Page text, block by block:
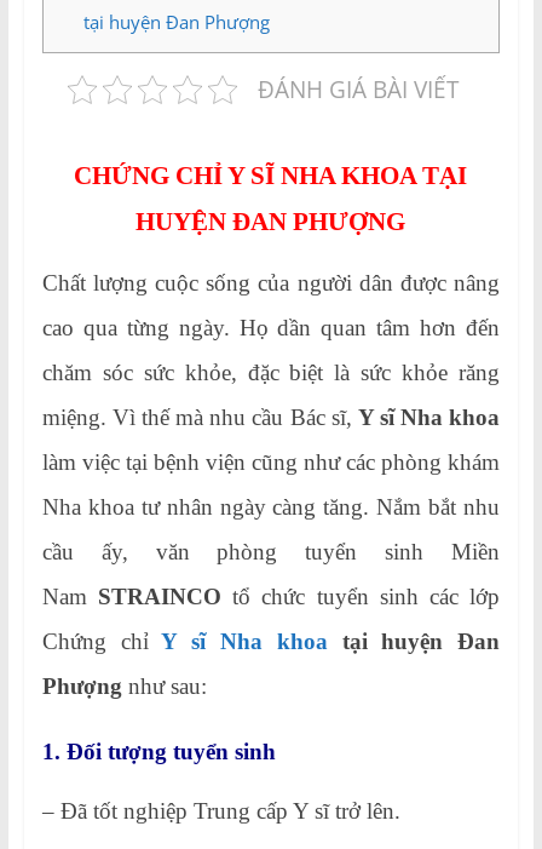
tại huyện Đan Phượng
ĐÁNH GIÁ BÀI VIẾT
CHỨNG CHỈ Y SĨ NHA KHOA TẠI
HUYỆN ĐAN PHƯỢNG
Chất lượng cuộc sống của người dân được nâng
cao qua từng ngày. Họ dần quan tâm hơn đến
chăm sóc sức khỏe, đặc biệt là sức khỏe răng
miệng. Vì thế mà nhu cầu Bác sĩ, Y sĩ Nha khoa
làm việc tại bệnh viện cũng như các phòng khám
Nha khoa tư nhân ngày càng tăng. Nắm bắt nhu
cầu ấy, văn phòng tuyển sinh Miền
Nam STRAINCO tổ chức tuyển sinh các lớp
Chứng chỉ Y sĩ Nha khoatại huyện Đan
Phượng như sau:
1. Đối tượng tuyển sinh
– Đã tốt nghiệp Trung cấp Y sĩ trở lên.